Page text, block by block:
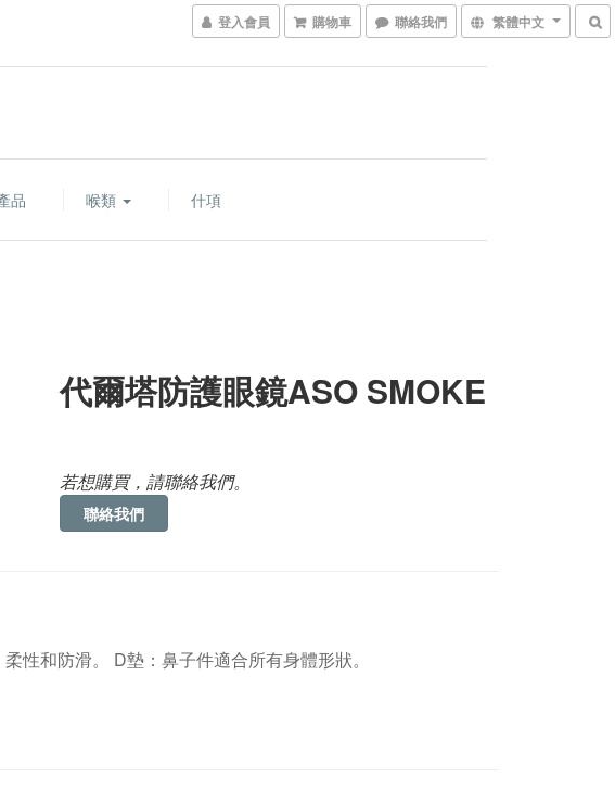
登入會員 購物車 聯絡我們 繁體中文
品 喉類 什項
代爾塔防護眼鏡ASO SMOKE
若想購買，請聯絡我們。
聯絡我們
性和防滑。 D墊：鼻子件適合所有身體形狀。